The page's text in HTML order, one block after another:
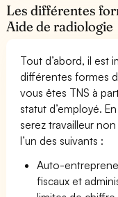
Les différentes
Aide de radiologie
Tout d’abord, il est
différentes formes
vous êtes TNS à
statut d’employé.
serez travailleur
l’un des suivants :
Auto-
fiscaux et